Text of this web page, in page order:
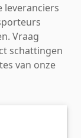
leveranciers
Vraag
schattingen
van onze